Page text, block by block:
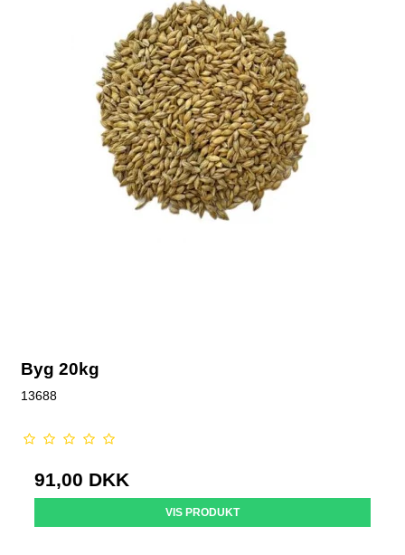
Byg 20kg
13688
91,00 DKK
VIS PRODUKT